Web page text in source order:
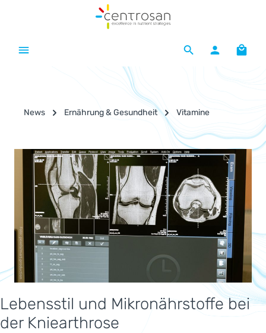
Zum Hauptinhalt springen
News Ernährung & Gesundheit Vitamine
Bildergalerie überspringen
Lebensstil und Mikronährstoffe bei
der Kniearthrose